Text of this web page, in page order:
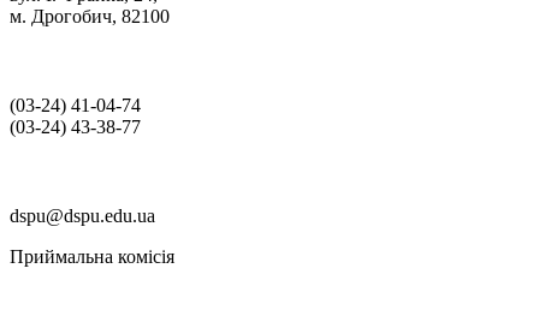
м. Дрогобич, 82100
(03‑24) 41‑04‑74
(03‑24) 43‑38‑77
dspu@dspu.edu.ua
Приймальна комісія